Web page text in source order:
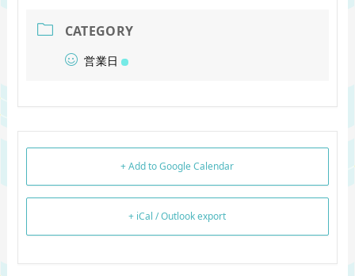
CATEGORY
営業日
+ Add to Google Calendar
+ iCal / Outlook export